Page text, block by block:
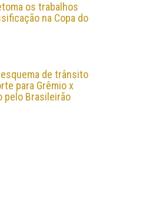
os trabalhos
na Copa do
de trânsito
para Grêmio x
pelo Brasileirão